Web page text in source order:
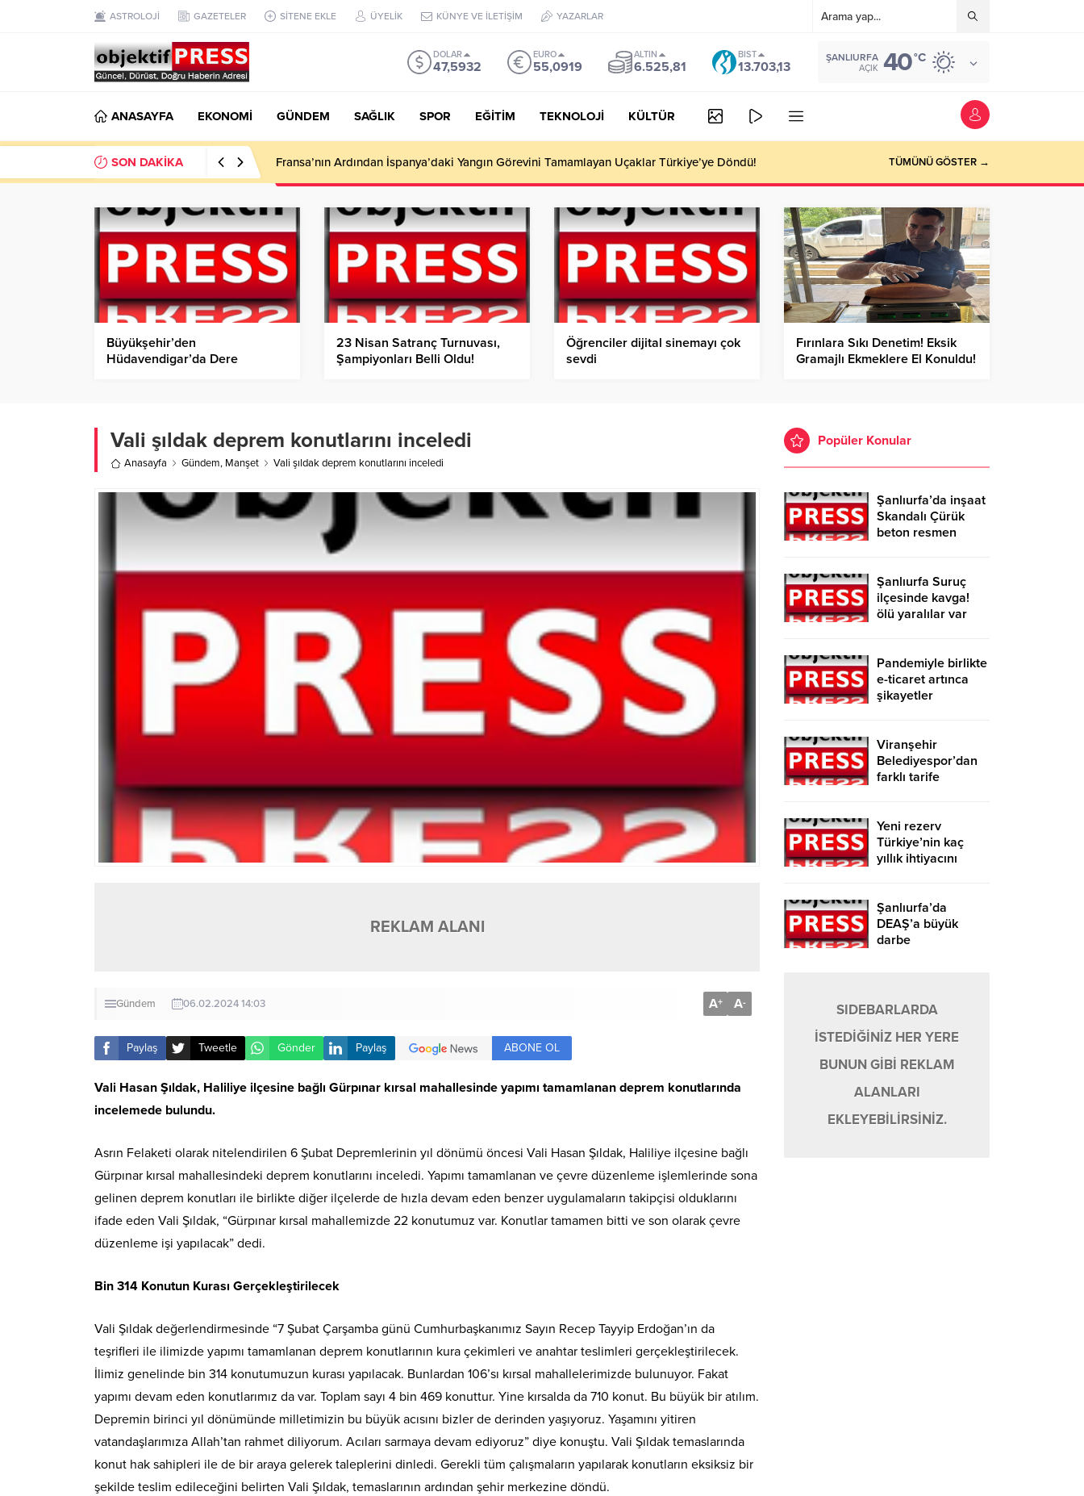
ASTROLOJİ GAZETELER SİTENE EKLE ÜYELİK KÜNYE VE İLETİŞİM YAZARLAR
DOLAR
47,5932
EURO
55,0919
ALTIN
6.525,81
BIST
13.703,13
ŞANLIURFA
AÇIK 40°C
ANASAYFA EKONOMİ GÜNDEM SAĞLIK SPOR EĞİTİM TEKNOLOJİ KÜLTÜR
SON DAKİKA 112 Acil Ekipleri Araçta Doğum Yaptırdı! TÜMÜNÜ GÖSTER →
Büyükşehir’den
Hüdavendigar’da Dere
23 Nisan Satranç Turnuvası,
Şampiyonları Belli Oldu!
Öğrenciler dijital sinemayı çok
sevdi
Fırınlara Sıkı Denetim! Eksik
Gramajlı Ekmeklere El Konuldu!
Vali şıldak deprem konutlarını inceledi
Anasayfa Gündem, Manşet Vali şıldak deprem konutlarını inceledi
REKLAM ALANI
Gündem 06.02.2024 14:03 A+ A-
Paylaş Tweetle Gönder Paylaş ABONE OL
Vali Hasan Şıldak, Haliliye ilçesine bağlı Gürpınar kırsal mahallesinde yapımı tamamlanan deprem konutlarında
incelemede bulundu.
Asrın Felaketi olarak nitelendirilen 6 Şubat Depremlerinin yıl dönümü öncesi Vali Hasan Şıldak, Haliliye ilçesine bağlı
Gürpınar kırsal mahallesindeki deprem konutlarını inceledi. Yapımı tamamlanan ve çevre düzenleme işlemlerinde sona
gelinen deprem konutları ile birlikte diğer ilçelerde de hızla devam eden benzer uygulamaların takipçisi olduklarını
ifade eden Vali Şıldak, “Gürpınar kırsal mahallemizde 22 konutumuz var. Konutlar tamamen bitti ve son olarak çevre
düzenleme işi yapılacak” dedi.
Bin 314 Konutun Kurası Gerçekleştirilecek
Vali Şıldak değerlendirmesinde “7 Şubat Çarşamba günü Cumhurbaşkanımız Sayın Recep Tayyip Erdoğan’ın da
teşrifleri ile ilimizde yapımı tamamlanan deprem konutlarının kura çekimleri ve anahtar teslimleri gerçekleştirilecek.
İlimiz genelinde bin 314 konutumuzun kurası yapılacak. Bunlardan 106’sı kırsal mahallelerimizde bulunuyor. Fakat
yapımı devam eden konutlarımız da var. Toplam sayı 4 bin 469 konuttur. Yine kırsalda da 710 konut. Bu büyük bir atılım.
Depremin birinci yıl dönümünde milletimizin bu büyük acısını bizler de derinden yaşıyoruz. Yaşamını yitiren
vatandaşlarımıza Allah’tan rahmet diliyorum. Acıları sarmaya devam ediyoruz” diye konuştu. Vali Şıldak temaslarında
konut hak sahipleri ile de bir araya gelerek taleplerini dinledi. Gerekli tüm çalışmaların yapılarak konutların eksiksiz bir
şekilde teslim edileceğini belirten Vali Şıldak, temaslarının ardından şehir merkezine döndü.
Popüler Konular
Şanlıurfa’da inşaat
Skandalı Çürük
beton resmen
Şanlıurfa Suruç
ilçesinde kavga!
ölü yaralılar var
Pandemiyle birlikte
e-ticaret artınca
şikayetler
Viranşehir
Belediyespor’dan
farklı tarife
Yeni rezerv
Türkiye’nin kaç
yıllık ihtiyacını
Şanlıurfa’da
DEAŞ’a büyük
darbe
SIDEBARLARDA
İSTEDİĞİNİZ HER YERE
BUNUN GİBİ REKLAM
ALANLARI
EKLEYEBİLİRSİNİZ.